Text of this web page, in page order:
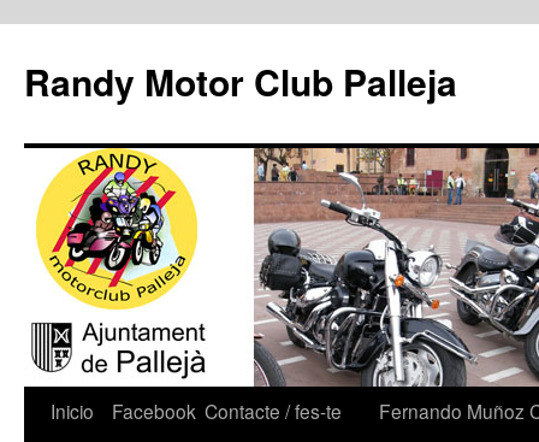
Randy Motor Club Palleja
Inicio Facebook Contacte / fes-te
Fernando Muñoz